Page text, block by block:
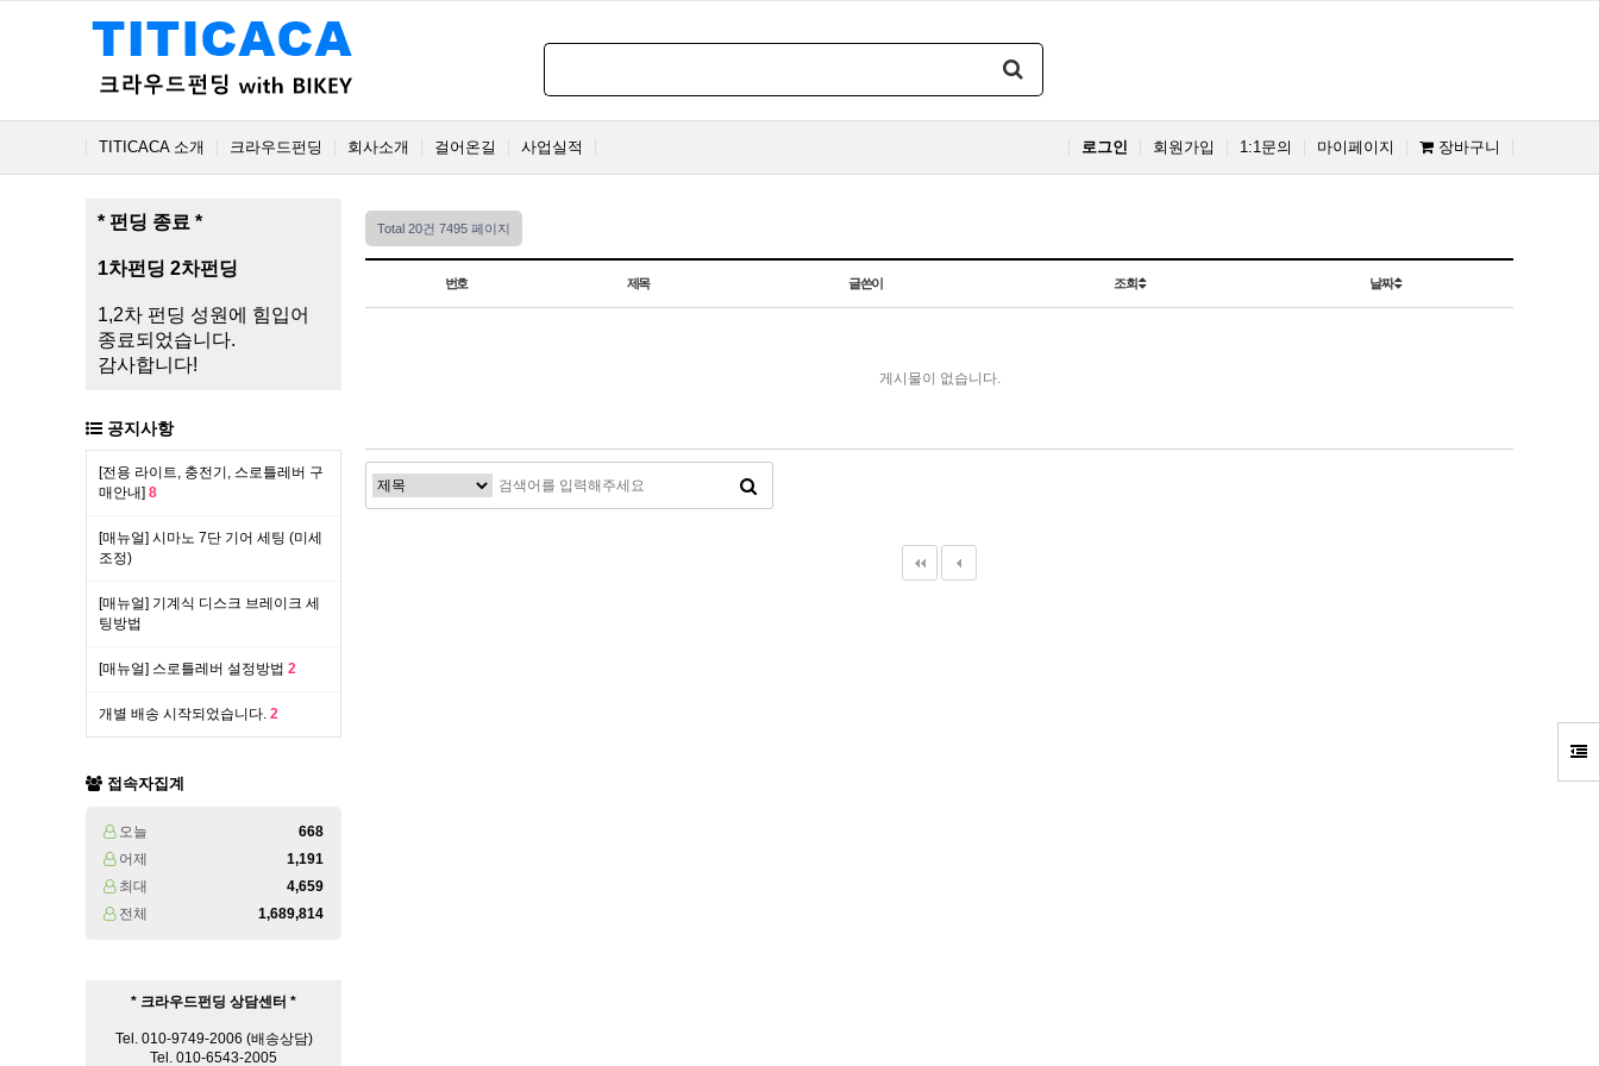
TITICACA 소개 크라우드펀딩 회사소개 걸어온길 사업실적 장바구니
마이페이지
1:1문의
회원가입
로그인
* 펀딩 종료 *
1차펀딩 2차펀딩
1,2차 펀딩 성원에 힘입어
종료되었습니다.
감사합니다!
공지사항
[전용 라이트, 충전기, 스로틀레버 구
매안내] 8
[매뉴얼] 시마노 7단 기어 세팅 (미세
조정)
[매뉴얼] 기계식 디스크 브레이크 세
팅방법
[매뉴얼] 스로틀레버 설정방법 2
개별 배송 시작되었습니다. 2
접속자집계
오늘
668
어제
1,191
최대
4,659
전체
1,689,814
* 크라우드펀딩 상담센터 *
Tel. 010-9749-2006 (배송상담)
Tel. 010-6543-2005
Total 20건 7495 페이지
번호 제목 글쓴이 조회 날짜
게시물이 없습니다.